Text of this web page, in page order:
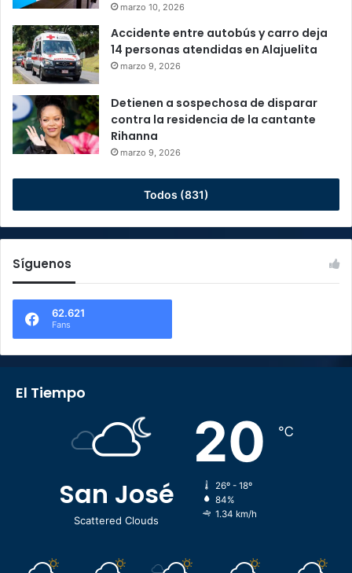
marzo 10, 2026
Accidente entre autobús y carro deja
14 personas atendidas en Alajuelita
marzo 9, 2026
Detienen a sospechosa de disparar
contra la residencia de la cantante
Rihanna
marzo 9, 2026
Todos (831)
Síguenos
62.621
Fans
El Tiempo
San José
Scattered Clouds
20 ℃
26º - 18º
84%
1.34 km/h